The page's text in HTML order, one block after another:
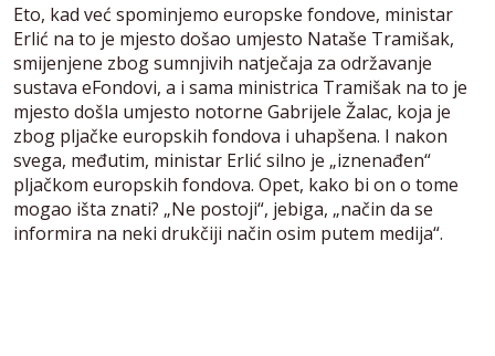
Eto, kad već spominjemo europske fondove, ministar
Erlić na to je mjesto došao umjesto Nataše Tramišak,
smijenjene zbog sumnjivih natječaja za održavanje
sustava eFondovi, a i sama ministrica Tramišak na to je
mjesto došla umjesto notorne Gabrijele Žalac, koja je
zbog pljačke europskih fondova i uhapšena. I nakon
svega, međutim, ministar Erlić silno je „iznenađen“
pljačkom europskih fondova. Opet, kako bi on o tome
mogao išta znati? „Ne postoji“, jebiga, „način da se
informira na neki drukčiji način osim putem medija“.